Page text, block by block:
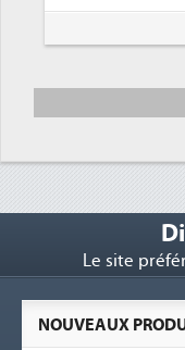
Le site
NOUVEAUX